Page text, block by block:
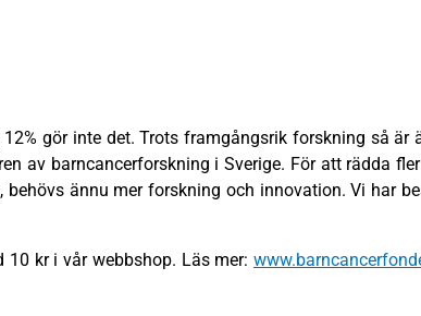
gör inte det. Trots framgångsrik forskning så
av barncancerforskning i Sverige. För att rädda
ännu mer forskning och innovation. Vi har
kr i vår webbshop. Läs mer: